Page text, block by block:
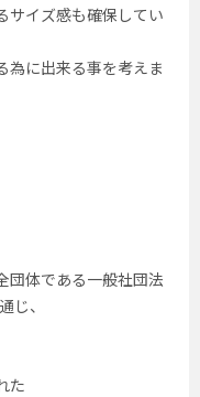
サイズ感も確保してい
為に出来る事を考えま
団体である一般社団法
、
た